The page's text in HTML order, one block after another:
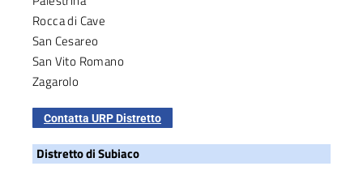
Rocca di Cave
San Cesareo
San Vito Romano
Zagarolo
Contatta URP Distretto
Distretto di Subiaco